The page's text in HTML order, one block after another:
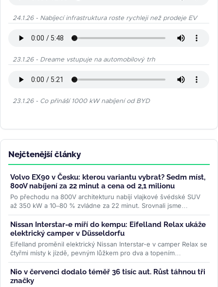
24.1.26 - Nabíjecí infrastruktura roste rychleji než prodeje EV
23.1.26 - Dreame vstupuje na automobilový trh
23.1.26 - Co přináší 1000 kW nabíjení od BYD
Nejčtenější články
Volvo EX90 v Česku: kterou variantu vybrat? Sedm míst,
800V nabíjení za 22 minut a cena od 2,1 milionu
Po přechodu na 800V architekturu nabíjí vlajkové švédské SUV
až 350 kW a 10–80 % zvládne za 22 minut. Srovnali jsme
všechny tři verze...>>
Nissan Interstar-e míří do kempu: Eifelland Relax ukáže
elektrický camper v Düsseldorfu
Eifelland proměnil elektrický Nissan Interstar-e v camper Relax se
čtyřmi místy k jízdě, pevným lůžkem pro dva a topením
napájeným z...>>
Nio v červenci dodalo téměř 36 tisíc aut. Růst táhnou tři
značky